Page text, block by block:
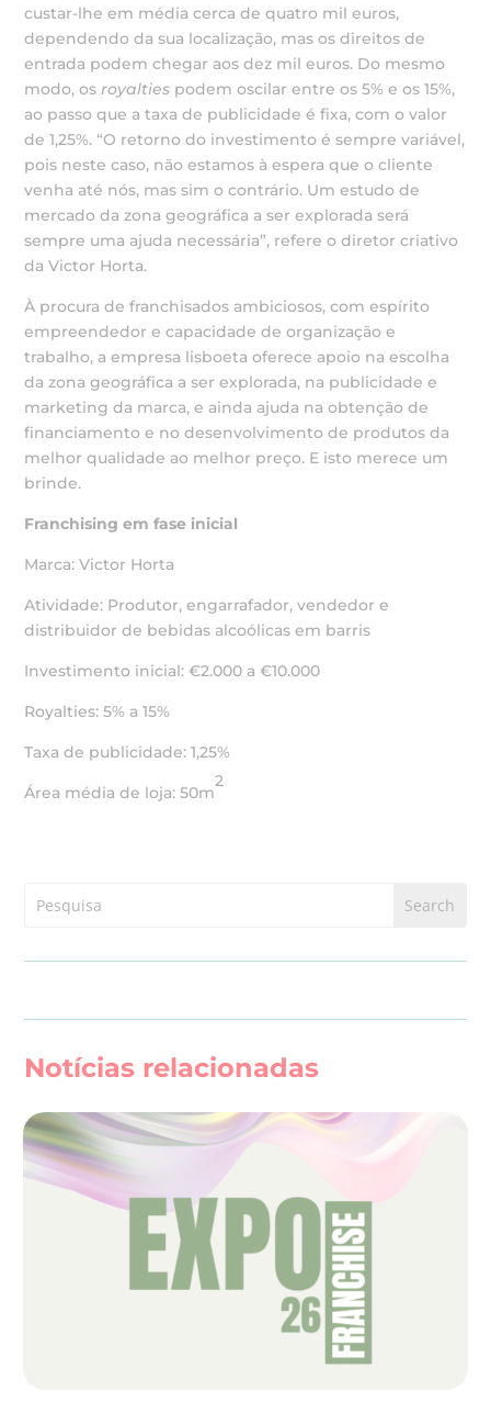
custar-lhe em média cerca de quatro mil euros,
dependendo da sua localização, mas os direitos de
entrada podem chegar aos dez mil euros. Do mesmo
modo, osroyalties podem oscilar entre os 5% e os 15%,
ao passo que a taxa de publicidade é fixa, com o valor
de 1,25%. “O retorno do investimento é sempre variável,
pois neste caso, não estamos à espera que o cliente
venha até nós, mas sim o contrário. Um estudo de
mercado da zona geográfica a ser explorada será
sempre uma ajuda necessária”, refere o diretor criativo
da Victor Horta.
À procura de franchisados ambiciosos, com espírito
empreendedor e capacidade de organização e
trabalho, a empresa lisboeta oferece apoio na escolha
da zona geográfica a ser explorada, na publicidade e
marketing da marca, e ainda ajuda na obtenção de
financiamento e no desenvolvimento de produtos da
melhor qualidade ao melhor preço. E isto merece um
brinde.
Franchising em fase inicial
Marca: Victor Horta
Atividade: Produtor, engarrafador, vendedor e
distribuidor de bebidas alcoólicas em barris
Investimento inicial: €2.000 a €10.000
Royalties: 5% a 15%
Taxa de publicidade: 1,25%
Área média de loja: 50m
2
Notícias relacionadas